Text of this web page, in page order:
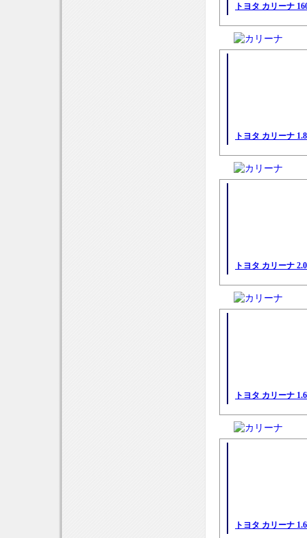
トヨタ カリーナ
トヨタ カリーナ
トヨタ カリーナ
トヨタ カリーナ
トヨタ カリーナ